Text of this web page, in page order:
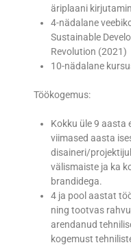
äriplaani
4-nädalane
Sustainable
Revolution (2021)
10-nädalane
Töökogemus:
Kokku üle 9 aasta
viimased aasta
disaineri/
välismaiste ja ka
brandidega.
4 ja pool aastat
ning tootvas
arendanud
kogemust